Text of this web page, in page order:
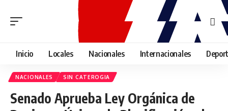
Inicio Locales Nacionales Internacionales
NACIONALES SIN CATEROGIA
Senado Aprueba Ley Orgánica de